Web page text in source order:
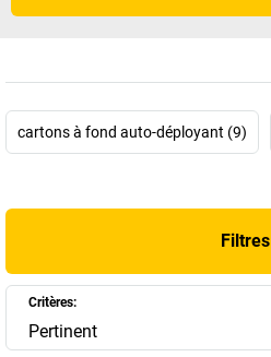
cartons à fond auto-déployant (9)
Filtres
Critères:
Pertinent